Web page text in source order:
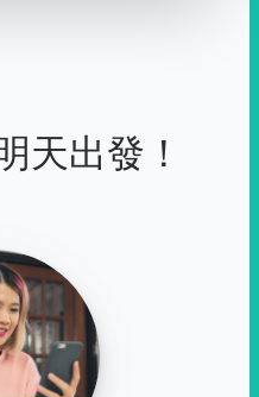
天出發！